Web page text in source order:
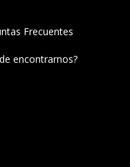
Frecuentes
encontrarnos?